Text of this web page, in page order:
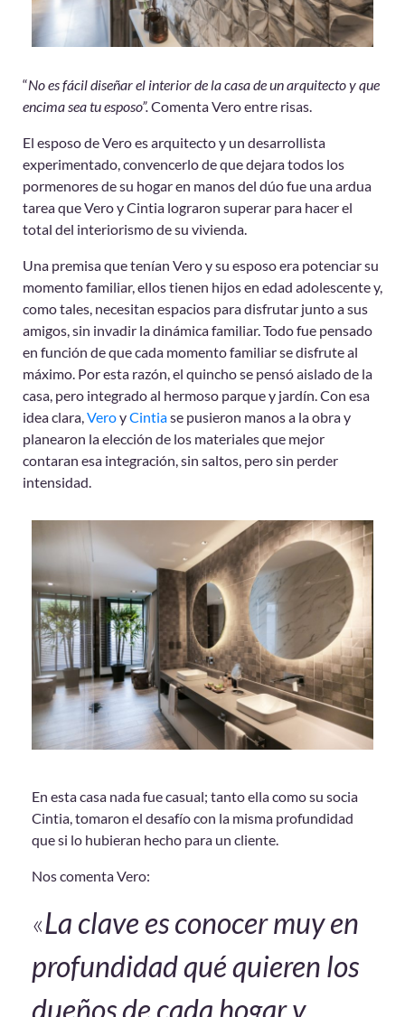
“No es fácil diseñar el interior de la casa de un arquitecto y que
encima sea tu esposo”.Comenta Vero entre risas.
El esposo de Vero es arquitecto y un desarrollista
experimentado, convencerlo de que dejara todos los
pormenores de su hogar en manos del dúo fue una ardua
tarea que Vero y Cintia lograron superar para hacer el
total del interiorismo de su vivienda.
Una premisa que tenían Vero y su esposo era potenciar su
momento familiar, ellos tienen hijos en edad adolescente y,
como tales, necesitan espacios para disfrutar junto a sus
amigos, sin invadir la dinámica familiar. Todo fue pensado
en función de que cada momento familiar se disfrute al
máximo. Por esta razón, el quincho se pensó aislado de la
casa, pero integrado al hermoso parque y jardín. Con esa
idea clara,VeroyCintiase pusieron manos a la obra y
planearon la elección de los materiales que mejor
contaran esa integración, sin saltos, pero sin perder
intensidad.
En esta casa nada fue casual; tanto ella como su socia
Cintia, tomaron el desafío con la misma profundidad
que si lo hubieran hecho para un cliente.
Nos comenta Vero:
«La clave es conocer muy en
profundidad qué quieren los
dueños de cada hogar y